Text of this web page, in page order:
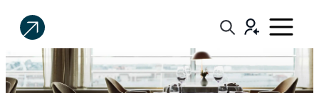
Sijoittaja.fi
Tee
parempia
sijoituspäätöksiä